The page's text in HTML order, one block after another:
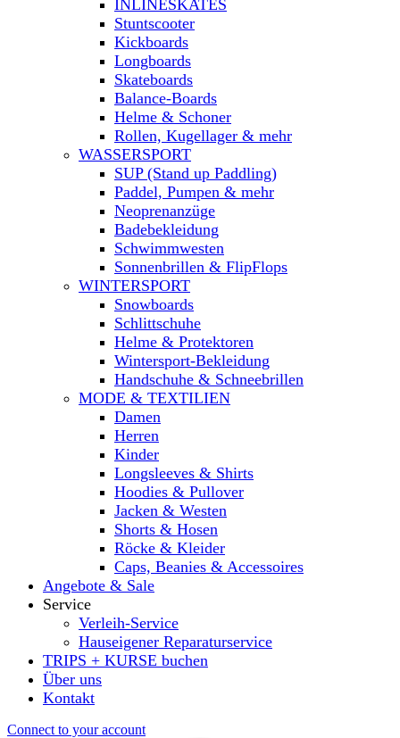
INLINESKATES
Stuntscooter
Kickboards
Longboards
Skateboards
Balance-Boards
Helme & Schoner
Rollen, Kugellager & mehr
WASSERSPORT
SUP (Stand up Paddling)
Paddel, Pumpen & mehr
Neoprenanzüge
Badebekleidung
Schwimmwesten
Sonnenbrillen & FlipFlops
WINTERSPORT
Snowboards
Schlittschuhe
Helme & Protektoren
Wintersport-Bekleidung
Handschuhe & Schneebrillen
MODE & TEXTILIEN
Damen
Herren
Kinder
Longsleeves & Shirts
Hoodies & Pullover
Jacken & Westen
Shorts & Hosen
Röcke & Kleider
Caps, Beanies & Accessoires
Angebote & Sale
Service
Verleih-Service
Hauseigener Reparaturservice
TRIPS + KURSE buchen
Über uns
Kontakt
Connect to your account